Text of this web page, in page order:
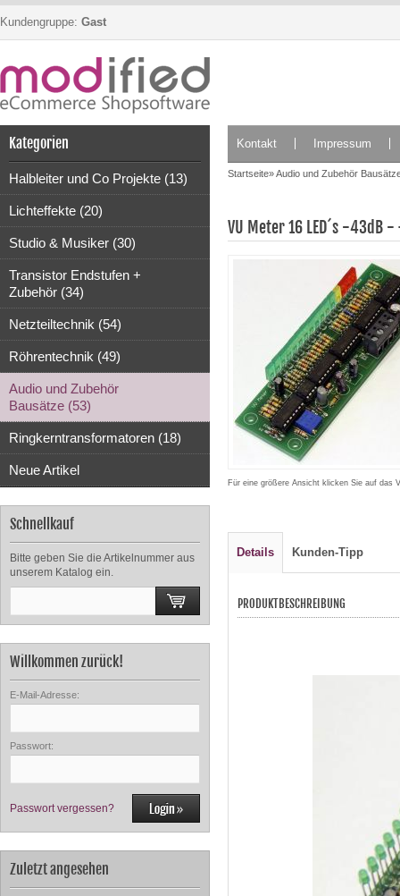
Kundengruppe: Gast
Kategorien
Halbleiter und Co Projekte (13)
Lichteffekte (20)
Studio & Musiker (30)
Transistor Endstufen +
Zubehör (34)
Netzteiltechnik (54)
Röhrentechnik (49)
Audio und Zubehör
Bausätze (53)
Ringkerntransformatoren (18)
Neue Artikel
Schnellkauf
Bitte geben Sie die Artikelnummer aus
unserem Katalog ein.
Willkommen zurück!
E-Mail-Adresse:
Passwort:
Passwort vergessen?
Zuletzt angesehen
Kontakt Impressum
Startseite»Audio und Zubehör
VU Meter 16 LED´s -43dB
Für eine größere Ansicht klicken Sie auf das
Details Kunden-Tipp
PRODUKTBESCHREIBUNG